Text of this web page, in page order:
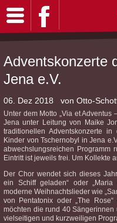
Adventskonzerte
Jena e.V.
06. Dez 2018 von Otto-
Unter dem Motto „Via et Adventus
Jena unter Leitung von Maike
traditionellen Adventskonzerte
Kinder von Tschernobyl in Jena
abwechslungsreichen
Eintritt ist jeweils frei. Um Kollekte
Der Chor wendet sich dieses
ein Schiff geladen“ oder
moderne Weihnachtslieder wie
von Pentatonix oder „The
möchten die rund 40
vielseitigen und kurzweiligen